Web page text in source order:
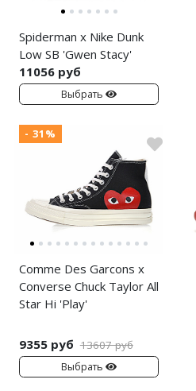
Spiderman x Nike Dunk
Low SB 'Gwen Stacy'
11056 руб
Выбрать
- 31%
Comme Des Garcons x
Converse Chuck Taylor All
Star Hi 'Play'
9355 руб 13607 руб
Выбрать